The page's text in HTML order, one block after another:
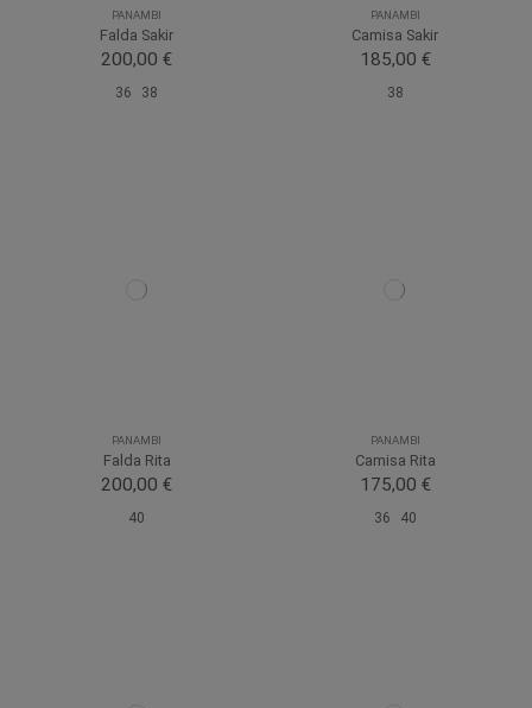
PANAMBI
Falda Sakir
200,00 €
36 38
PANAMBI
Camisa Sakir
185,00 €
38
PANAMBI
Falda Rita
200,00 €
40
PANAMBI
Camisa Rita
175,00 €
36 40